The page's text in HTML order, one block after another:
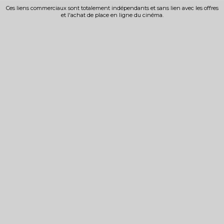
Ces liens commerciaux sont totalement indépendants et sans lien avec les offres
et l'achat de place en ligne du cinéma.